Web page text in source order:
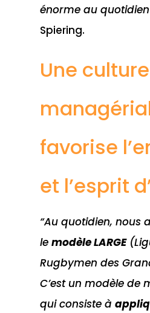
énorme au
Spiering.
Une culture
favorise
et l’esprit
“Au quotidien, nous
le modèle LARGE
Rugbymen des
C’est un modèle de
qui consiste à